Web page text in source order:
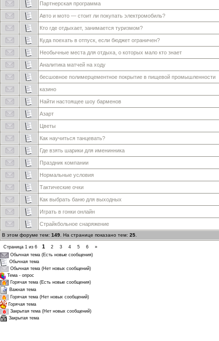
Партнерская программа
Авто и мото — стоит ли покупать электромобиль?
Кто где отдыхает, занимается туризмом?
Куда поехать в отпуск, если бюджет ограничен?
Необычные места для отдыха, о которых мало кто знает
Аналитика матчей на ходу
бесшовное полимерцементное покрытие в пищевой промышленности
казино
Найти настоящее шоу барменов
Азарт
Цветы
Как научиться танцевать?
Где взять шарики для именинника
Праздник компании
Нормальные условия
Тактические очки
Как выбрать баню для выходных
Играть в гонки онлайн
Страйкбольное снаряжение
В этом форуме тем: 149 . На странице показано тем: 25
Страница 1 из 6 1 2 3 4 5 6
»
Обычная тема (Есть новые сообщения)
Обычная тема
Обычная тема (Нет новых сообщений)
Тема - опрос
Горячая тема (Есть новые сообщения)
Важная тема
Горячая тема (Нет новых сообщений)
Горячая тема
Закрытая тема (Нет новых сообщений)
Закрытая тема